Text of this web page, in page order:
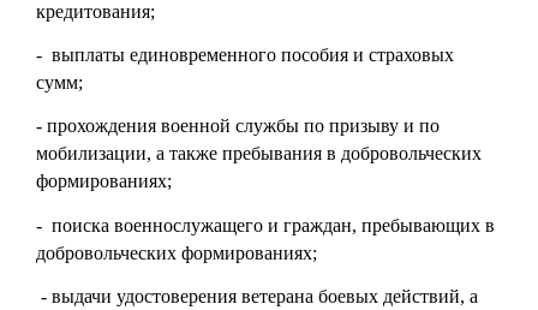
кредитования;
- выплаты единовременного пособия и страховых
сумм;
- прохождения военной службы по призыву и по
мобилизации, а также пребывания в добровольческих
формированиях;
- поиска военнослужащего и граждан, пребывающих в
добровольческих формированиях;
- выдачи удостоверения ветерана боевых действий, а